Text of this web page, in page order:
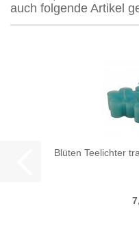
auch folgende Artikel
Blüten Teelichter